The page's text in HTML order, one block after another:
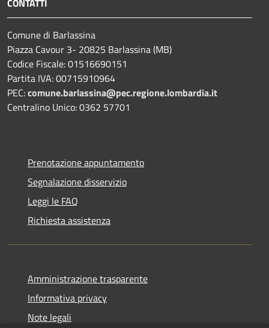
CONTATTI
Comune di Barlassina
Piazza Cavour 3- 20825 Barlassina (MB)
Codice Fiscale: 01516690151
Partita IVA: 00715910964
PEC:comune.barlassina@pec.regione.lombardia.it
Centralino Unico: 0362 57701
Prenotazione appuntamento
Segnalazione disservizio
Leggi le FAQ
Richiesta assistenza
Amministrazione trasparente
Informativa privacy
Note legali